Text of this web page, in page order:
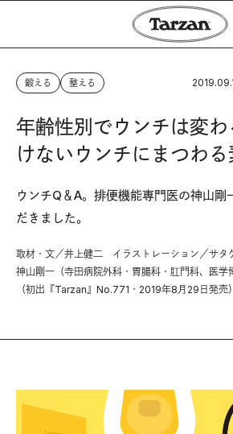
鍛える 整える
年齢性別でウンチは変
けないウンチにまつわ
ウンチQ＆A。排便機能専門医の神山剛
だきました。
取材・文／井上健二 イラストレーション／サ
神山剛一（寺田病院外科・胃腸科・肛門科、医学
（初出『Tarzan』No.771・2019年8月29日発売）